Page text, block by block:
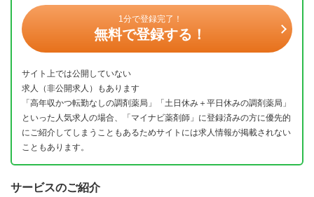
1分で登録完了！
無料で登録する！
サイト上では公開していない
求人（非公開求人）もあります
「高年収かつ転勤なしの調剤薬局」「土日休み＋平日休みの調剤薬局」
といった人気求人の場合、「マイナビ薬剤師」に登録済みの方に優先的
にご紹介してしまうこともあるためサイトには求人情報が掲載されない
こともあります。
サービスのご紹介